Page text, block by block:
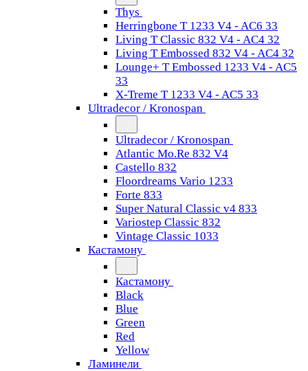
Thys
Herringbone T 1233 V4 - AC6 33
Living T Classic 832 V4 - AC4 32
Living T Embossed 832 V4 - AC4 32
Lounge+ T Embossed 1233 V4 - AC5
33
X-Treme T 1233 V4 - AC5 33
Ultradecor / Kronospan
Ultradecor / Kronospan
Atlantic Mo.Re 832 V4
Castello 832
Floordreams Vario 1233
Forte 833
Super Natural Classic v4 833
Variostep Classic 832
Vintage Classic 1033
Кастамону
Кастамону
Black
Blue
Green
Red
Yellow
Ламинели